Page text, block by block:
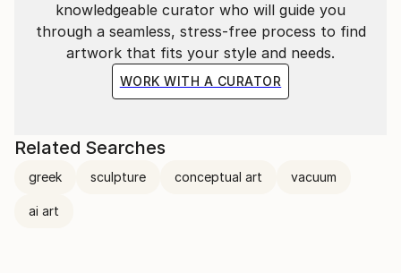
La situazione attuale, quello che ci circonda, ci
porterà a vivere in un mondo "surrogato";
Ricreato ad hoc per vedere quello che non ci sarà più.
knowledgeable curator who will guide you
through a seamless, stress-free process to find
artwork that fits your style and needs.
WORK WITH A CURATOR
Related Searches
greek sculpture conceptual art vacuum
ai art